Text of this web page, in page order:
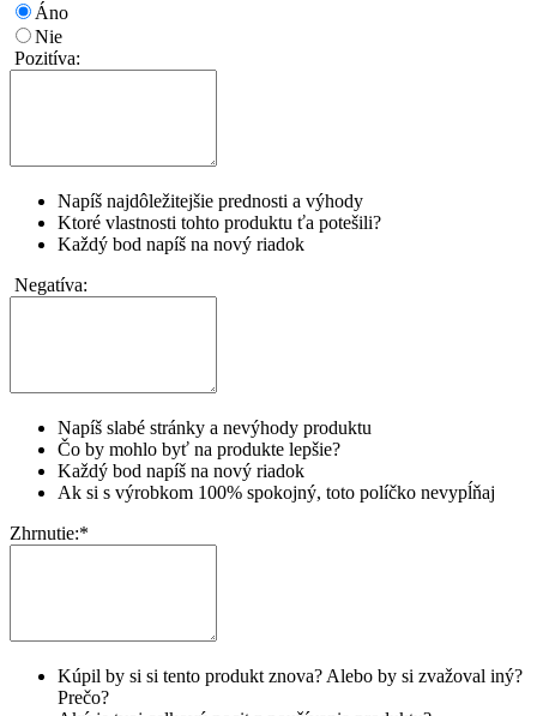
Áno
Nie
Pozitíva:
Napíš najdôležitejšie prednosti a výhody
Ktoré vlastnosti tohto produktu ťa potešili?
Každý bod napíš na nový riadok
Negatíva:
Napíš slabé stránky a nevýhody produktu
Čo by mohlo byť na produkte lepšie?
Každý bod napíš na nový riadok
Ak si s výrobkom 100% spokojný, toto políčko nevypĺňaj
Zhrnutie:*
Kúpil by si si tento produkt znova? Alebo by si zvažoval iný?
Prečo?